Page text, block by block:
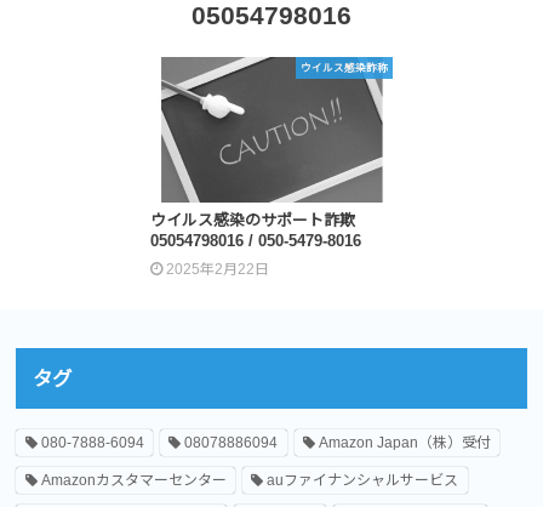
05054798016
ウイルス感染詐称
ウイルス感染のサポート詐欺
05054798016 / 050-5479-8016
2025年2月22日
タグ
080-7888-6094 08078886094 Amazon Japan（株）受付
Amazonカスタマーセンター auファイナンシャルサービス